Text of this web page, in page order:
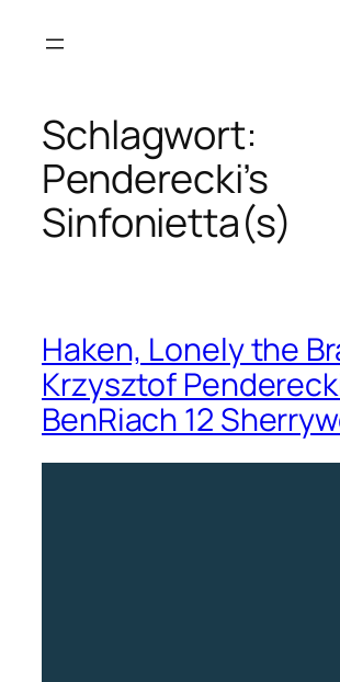
Inhalt
Schlagwort:
Penderecki’s
Sinfonietta(s)
Haken, Lonely the
Krzysztof
BenRiach 12